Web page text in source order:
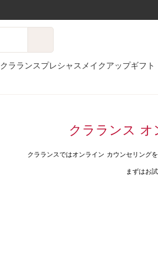
クラランスプレシャス メイクアップギフト
クラランス オ
クラランスではオンライン カウンセリング
まずはお